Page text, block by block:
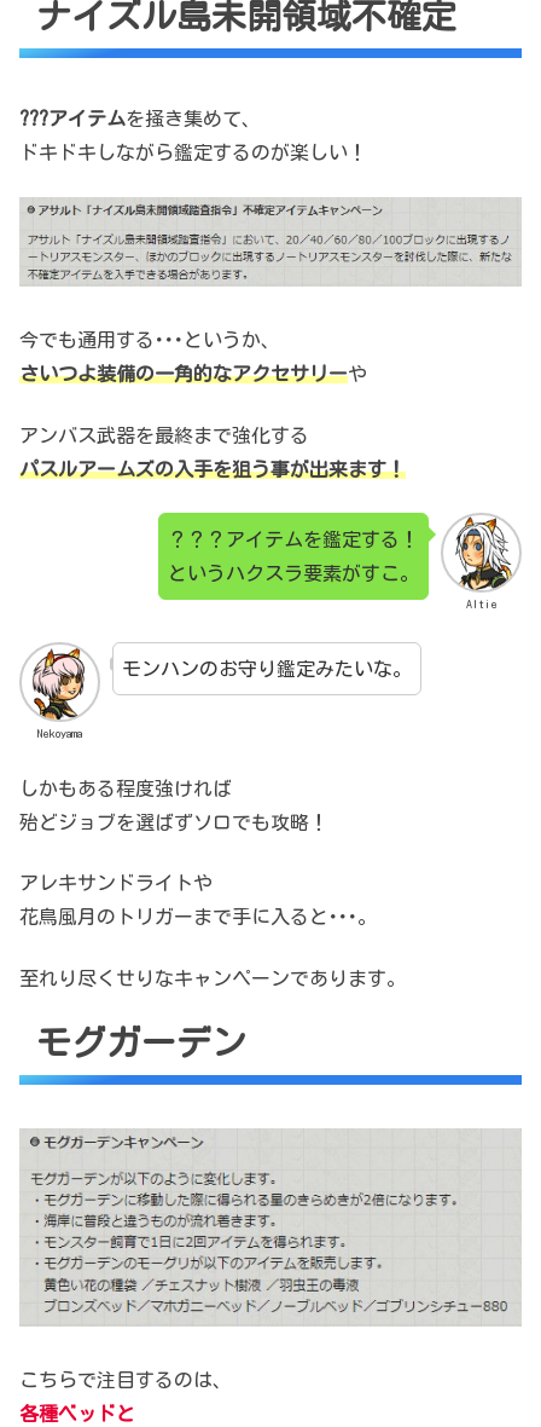
ナイズル島未開領域不確定
???アイテムを掻き集めて、
ドキドキしながら鑑定するのが楽しい！
今でも通用する･･･というか、
さいつよ装備の一角的なアクセサリーや
アンバス武器を最終まで強化する
パスルアームズの入手を狙う事が出来ます！
Altie
？？？アイテムを鑑定する！
というハクスラ要素がすこ。
Nekoyama
モンハンのお守り鑑定みたいな。
しかもある程度強ければ
殆どジョブを選ばずソロでも攻略！
アレキサンドライトや
花鳥風月のトリガーまで手に入ると･･･。
至れり尽くせりなキャンペーンであります。
モグガーデン
こちらで注目するのは、
各種ベッドと